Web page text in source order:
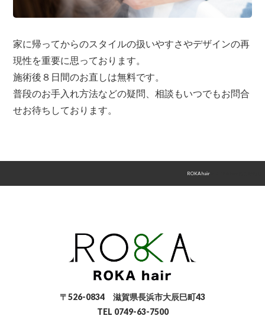
家に帰ってからのスタイルの扱いやすさやデザインの再
現性を重要に思っております。
施術後８日間のお直しは無料です。
普段のお手入れ方法などの疑問、相談もいつでもお問合
せお待ちしております。
ROKA hair
〒526-0834 滋賀県長浜市大辰巳町43
TEL 0749-63-7500